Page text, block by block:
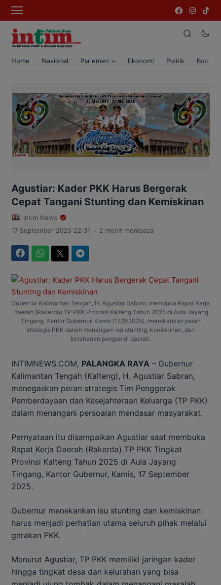
Home Nasional Parlemen Ekonomi Politik Bumi
Agustiar: Kader PKK Harus Bergerak
Cepat Tangani Stunting dan Kemiskinan
Intim News
17 September 2025 22:31
. 2 menit membaca
Gubernur Kalimantan Tengah, H. Agustiar Sabran, membuka Rapat Kerja
Daerah (Rakerda) TP PKK Provinsi Kalteng Tahun 2025 di Aula Jayang
Tingang, Kantor Gubernur, Kamis (17/9/2025), menekankan peran
strategis PKK dalam menangani isu stunting, kemiskinan, dan
ketahanan pangan di daerah.
INTIMNEWS.COM, PALANGKA RAYA – Gubernur
Kalimantan Tengah (Kalteng), H. Agustiar Sabran,
menegaskan peran strategis Tim Penggerak
Pemberdayaan dan Kesejahteraan Keluarga (TP PKK)
dalam menangani persoalan mendasar masyarakat.
Pernyataan itu disampaikan Agustiar saat membuka
Rapat Kerja Daerah (Rakerda) TP PKK Tingkat
Provinsi Kalteng Tahun 2025 di Aula Jayang
Tingang, Kantor Gubernur, Kamis, 17 September
2025.
Gubernur menekankan isu stunting dan kemiskinan
harus menjadi perhatian utama seluruh pihak melalui
gerakan PKK.
Menurut Agustiar, TP PKK memiliki jaringan kader
hingga tingkat desa dan kelurahan yang bisa